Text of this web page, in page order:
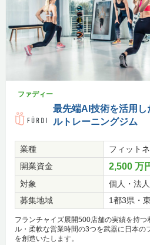
ファディー
最先端AI技術を活用
ルトレーニングジム
業種
フィット
開業資金
2,500 万
対象
個人・法人
募集地域
1都3県・
フランチャイズ展開500店舗の実績を持
ル・柔軟な営業時間の3つを武器に日本の
を創造いたします。